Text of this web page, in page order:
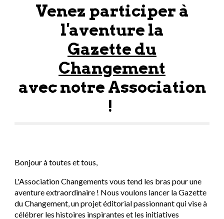
Venez participer à
l'aventure la
Gazette du
Changement
avec notre Association
!
Bonjour à toutes et tous,
L'Association Changements vous tend les bras pour une
aventure extraordinaire ! Nous voulons lancer la Gazette
du Changement, un projet éditorial passionnant qui vise à
célébrer les histoires inspirantes et les initiatives